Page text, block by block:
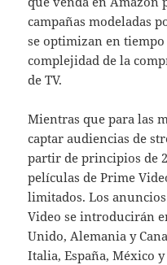
campañas modeladas
se optimizan en
complejidad de la
de TV.
Mientras que para las
captar audiencias de
partir de principios de
películas de Prime
limitados. Los
Video se introducirán
Unido, Alemania y
Italia, España, México